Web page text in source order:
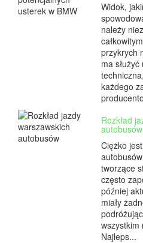
Widok,
należy
przykrych
ma
każdego
Rozkład
autobusów
Ciężko
tworzące
często
później
miały
wszystkim
Najleps...